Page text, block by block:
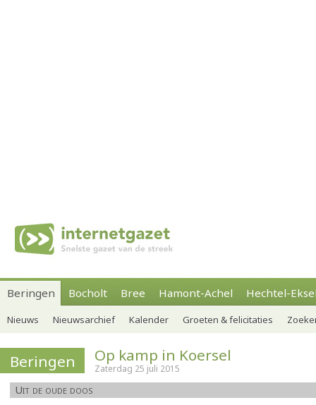
Beringen Bocholt Bree Hamont-Achel Hechtel-
Nieuws Nieuwsarchief Kalender Groeten & felicitaties
Beringen Op kamp in Koersel
Zaterdag 25 juli 2015
Uit de oude doos